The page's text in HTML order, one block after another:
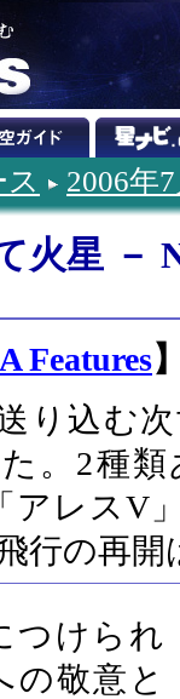
2006年
火星 －
Features
り込む
。2種
アレスV
行の再開
つけられ
の敬意と